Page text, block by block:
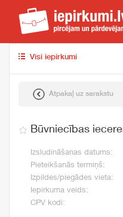
Visi iepirkumi
Atpakaļ uz sarakstu
Būvniecības
Izsludināšanas datums:
Pieteikšanās termiņš:
Izpildes/piegādes vieta:
Iepirkuma veids:
CPV kodi: